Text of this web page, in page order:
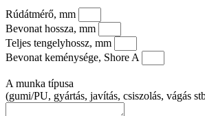
Rúdátmérő, mm
Bevonat hossza, mm
Teljes tengelyhossz, mm
Bevonat keménysége, Shore A
A munka típusa
(gumi/PU, gyártás, javítás, csiszolás, vágás